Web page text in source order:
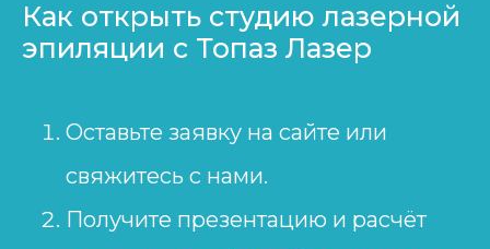
Как открыть студию лазерной
эпиляции с Топаз Лазер
Оставьте заявку на сайте или
свяжитесь с нами.
Получите презентацию и расчёт